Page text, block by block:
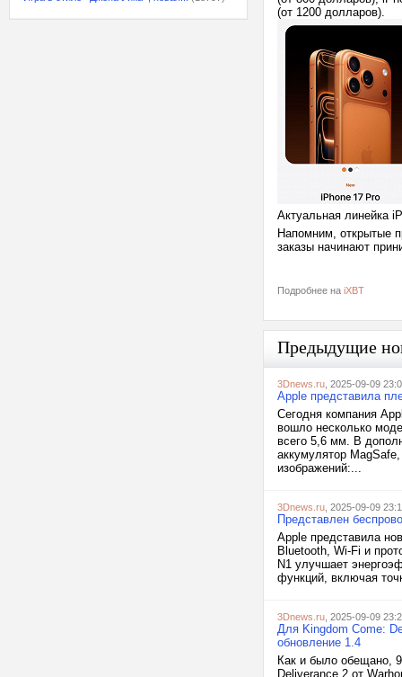
(от 1200 долларов).
Актуальная линейка
Напомним, открытые
заказы начинают
Подробнее на iXBT
Предыдущие
3Dnews.ru , 2025-09-09
Apple представила
Сегодня компания
вошло несколько
всего 5,6 мм. В
аккумулятор
изображений:...
3Dnews.ru , 2025-09-09
Представлен
Apple представила
Bluetooth, Wi-Fi и
N1 улучшает
функций, включая
3Dnews.ru , 2025-09-09
Для Kingdom Come:
обновление 1.4
Как и было обещано,
Deliverance 2 от